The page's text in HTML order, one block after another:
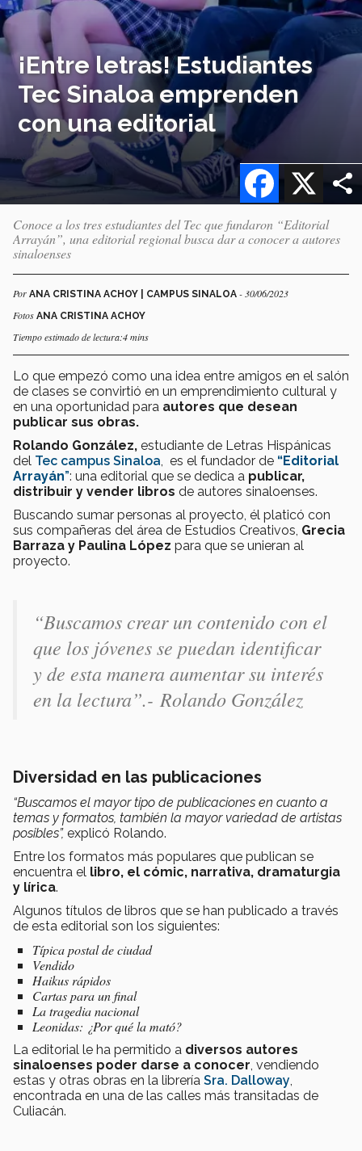
¡Entre letras! Estudiantes
Tec Sinaloa emprenden
con una editorial
X
Facebook
Conoce a los tres estudiantes del Tec que fundaron “Editorial
Arrayán”, una editorial regional busca dar a conocer a autores
sinaloenses
Por ANA CRISTINA ACHOY | CAMPUS SINALOA - 30/06/2023
Fotos ANA CRISTINA ACHOY
Tiempo estimado de lectura:4 mins
Lo que empezó como una idea entre amigos en el salón
de clases se convirtió en un emprendimiento cultural y
en una oportunidad para autores que desean
publicar sus obras.
Rolando González, estudiante de Letras Hispánicas
del Tec campus Sinaloa , es el fundador de “Editorial
Arrayán”: una editorial que se dedica a publicar,
distribuir y vender libros de autores sinaloenses.
Buscando sumar personas al proyecto, él platicó con
sus compañeras del área de Estudios Creativos, Grecia
Barraza y Paulina López para que se unieran al
proyecto.
“Buscamos crear un contenido con el
que los jóvenes se puedan identificar
y de esta manera aumentar su interés
en la lectura”.- Rolando González
Diversidad en las publicaciones
“Buscamos el mayor tipo de publicaciones en cuanto a
temas y formatos, también la mayor variedad de artistas
posibles”, explicó Rolando.
Entre los formatos más populares que publican se
encuentra el libro, el cómic, narrativa, dramaturgia
y lírica.
Algunos títulos de libros que se han publicado a través
de esta editorial son los siguientes:
Típica postal de ciudad
Vendido
Haikus rápidos
Cartas para un final
La tragedia nacional
Leonidas: ¿Por qué la mató?
La editorial le ha permitido a diversos autores
sinaloenses poder darse a conocer , vendiendo
estas y otras obras en la librería Sra. Dalloway
encontrada en una de las calles más transitadas de
Culiacán.